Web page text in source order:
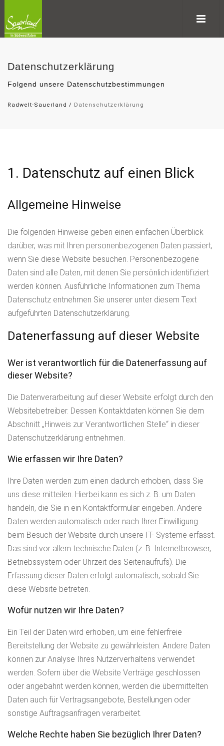
Datenschutzerklärung
Folgend unsere Datenschutzbestimmungen
Radwelt-Sauerland / Datenschutzerklärung
1. Datenschutz auf einen Blick
Allgemeine Hinweise
Die folgenden Hinweise geben einen einfachen Überblick
darüber, was mit Ihren personenbezogenen Daten passiert,
wenn Sie diese Website besuchen. Personenbezogene
Daten sind alle Daten, mit denen Sie persönlich identifiziert
werden können. Ausführliche Informationen zum Thema
Datenschutz entnehmen Sie unserer unter diesem Text
aufgeführten Datenschutzerklärung.
Datenerfassung auf dieser Website
Wer ist verantwortlich für die Datenerfassung auf
dieser Website?
Die Datenverarbeitung auf dieser Website erfolgt durch den
Websitebetreiber. Dessen Kontaktdaten können Sie dem
Abschnitt „Hinweis zur Verantwortlichen Stelle“ in dieser
Datenschutzerklärung entnehmen.
Wie erfassen wir Ihre Daten?
Ihre Daten werden zum einen dadurch erhoben, dass Sie
uns diese mitteilen. Hierbei kann es sich z. B. um Daten
handeln, die Sie in ein Kontaktformular eingeben. Andere
Daten werden automatisch oder nach Ihrer Einwilligung
beim Besuch der Website durch unsere IT- Systeme erfasst.
Das sind vor allem technische Daten (z. B. Internetbrowser,
Betriebssystem oder Uhrzeit des Seitenaufrufs). Die
Erfassung dieser Daten erfolgt automatisch, sobald Sie
diese Website betreten.
Wofür nutzen wir Ihre Daten?
Ein Teil der Daten wird erhoben, um eine fehlerfreie
Bereitstellung der Website zu gewährleisten. Andere Daten
können zur Analyse Ihres Nutzerverhaltens verwendet
werden. Sofern über die Website Verträge geschlossen
oder angebahnt werden können, werden die übermittelten
Daten auch für Vertragsangebote, Bestellungen oder
sonstige Auftragsanfragen verarbeitet.
Welche Rechte haben Sie bezüglich Ihrer Daten?